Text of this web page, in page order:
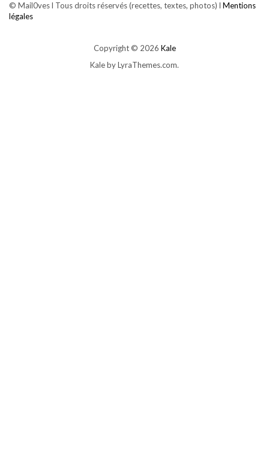
© Mail0ves l Tous droits réservés (recettes, textes, photos) l Mentions
légales
Copyright © 2026 Kale
Kaleby LyraThemes.com.